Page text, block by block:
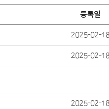
등록일
2025-02-18
2025-02-18
2025-02-18